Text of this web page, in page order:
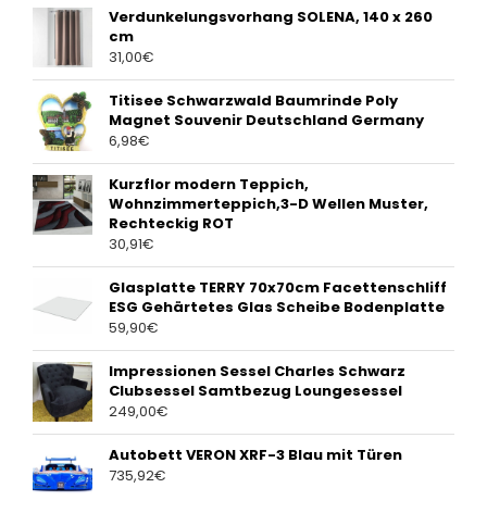
Verdunkelungsvorhang SOLENA, 140 x 260
cm
31,00€
Titisee Schwarzwald Baumrinde Poly
Magnet Souvenir Deutschland Germany
6,98€
Kurzflor modern Teppich,
Wohnzimmerteppich,3-D Wellen Muster,
Rechteckig ROT
30,91€
Glasplatte TERRY 70x70cm Facettenschliff
ESG Gehärtetes Glas Scheibe Bodenplatte
59,90€
Impressionen Sessel Charles Schwarz
Clubsessel Samtbezug Loungesessel
249,00€
Autobett VERON XRF-3 Blau mit Türen
735,92€